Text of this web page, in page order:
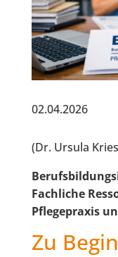
02.04.2026
(Dr. Ursula
Fachliche
Pflegepraxis
Zu